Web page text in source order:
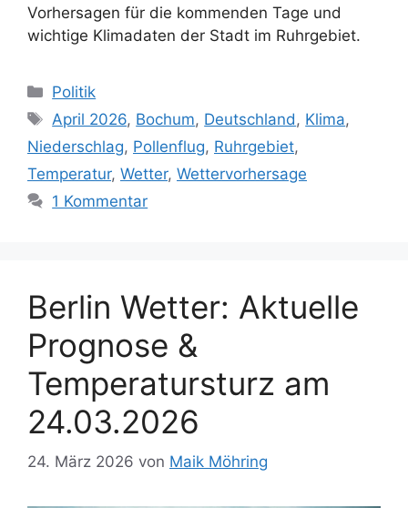
Vorhersagen für die kommenden Tage und
wichtige Klimadaten der Stadt im Ruhrgebiet.
Kategorien
Politik
Schlagwörter
April 2026, Bochum, Deutschland , Klima,
Niederschlag, Pollenflug, Ruhrgebiet,
Temperatur, Wetter, Wettervorhersage
1 Kommentar
Berlin Wetter: Aktuelle
Prognose &
Temperatursturz am
24.03.2026
24. März 2026 von Maik Möhring